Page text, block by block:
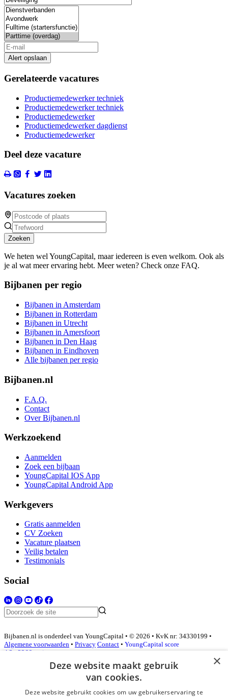
Alert opslaan
Gerelateerde vacatures
Productiemedewerker techniek
Productiemedewerker techniek
Productiemedewerker
Productiemedewerker dagdienst
Productiemedewerker
Deel deze vacature
Vacatures zoeken
Zoeken
We heten wel YoungCapital, maar iedereen is even welkom. Ook als
je al wat meer ervaring hebt. Meer weten? Check onze FAQ.
Bijbanen per regio
Bijbanen in Amsterdam
Bijbanen in Rotterdam
Bijbanen in Utrecht
Bijbanen in Amersfoort
Bijbanen in Den Haag
Bijbanen in Eindhoven
Alle bijbanen per regio
Bijbanen.nl
F.A.Q.
Contact
Over Bijbanen.nl
Werkzoekend
Aanmelden
Zoek een bijbaan
YoungCapital IOS App
YoungCapital Android App
Werkgevers
Gratis aanmelden
CV Zoeken
Vacature plaatsen
Veilig betalen
Testimonials
Social
Bijbanen.nl is onderdeel van YoungCapital • © 2026 • KvK nr: 34330199 •
Algemene voorwaarden • Privacy Contact • YoungCapital score
4.3 - 3366 reviews
Inloggen als bedrijf
×
Deze website maakt gebruik
van cookies.
Deze website gebruikt cookies om uw gebruikerservaring te